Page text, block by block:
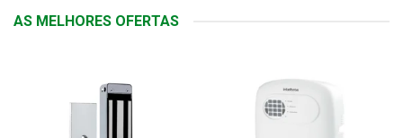
AS MELHORES OFERTAS